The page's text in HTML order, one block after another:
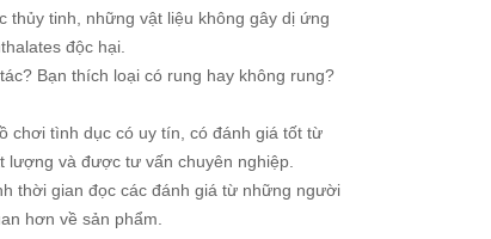
thủy tinh, những vật liệu không gây dị ứng
độc hại.
Bạn thích loại có rung hay không rung?
chơi tình dục có uy tín, có đánh giá tốt từ
và được tư vấn chuyên nghiệp.
thời gian đọc các đánh giá từ những người
hơn về sản phẩm.